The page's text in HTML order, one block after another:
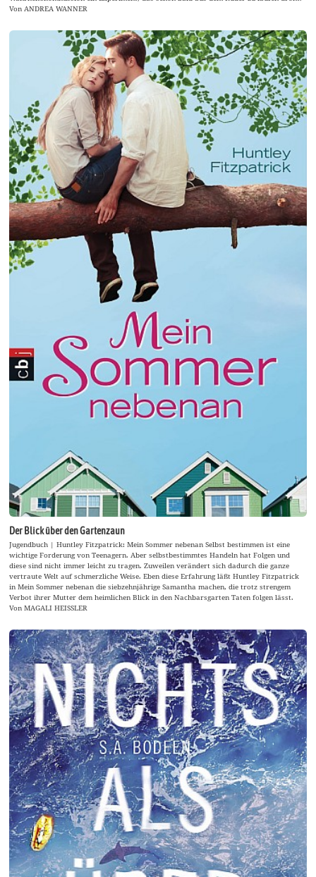
Von ANDREA WANNER
Der Blick über den Gartenzaun
Jugendbuch | Huntley Fitzpatrick: Mein Sommer nebenan Selbst bestimmen ist eine
wichtige Forderung von Teenagern. Aber selbstbestimmtes Handeln hat Folgen und
diese sind nicht immer leicht zu tragen. Zuweilen verändert sich dadurch die ganze
vertraute Welt auf schmerzliche Weise. Eben diese Erfahrung läßt Huntley Fitzpatrick
in Mein Sommer nebenan die siebzehnjährige Samantha machen, die trotz strengem
Verbot ihrer Mutter dem heimlichen Blick in den Nachbarsgarten Taten folgen lässt.
Von MAGALI HEISSLER